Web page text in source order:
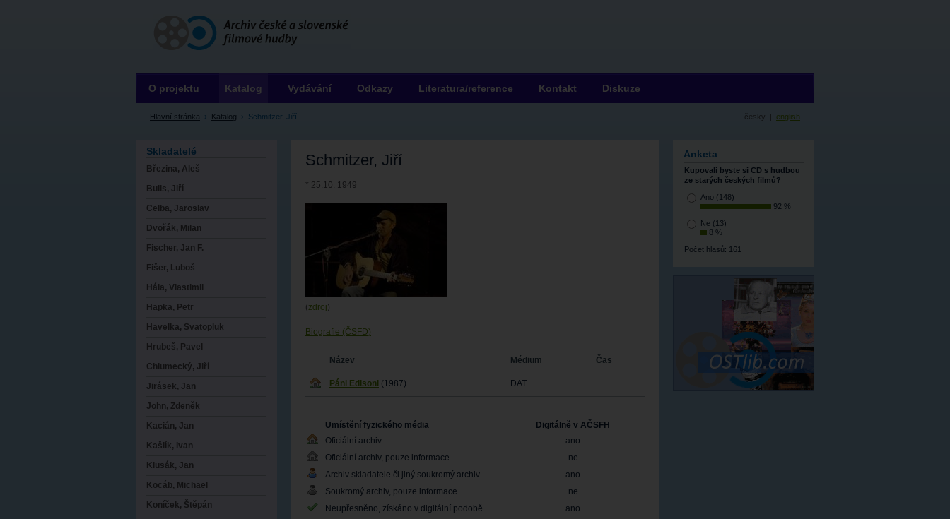
Archiv ČSFH
česky | english
Schmitzer, Jiří
* 25.10. 1949
(zdroj)
Biografie (ČSFD)
Název Médium Čas
Páni Edisoni (1987) DAT
Umístění fyzického média
Digitálně v AČSFH
Oficiální archiv
ano
Oficiální archiv, pouze informace
ne
Archiv skladatele či jiný soukromý archiv
ano
Soukromý archiv, pouze informace
ne
Neupřesněno, získáno v digitální podobě
ano
Hlavní stránka › Katalog › Schmitzer, Jiří
O projektu Katalog Vydávání Odkazy Literatura/reference Kontakt Diskuze
Skladatelé
Březina, Aleš
Bulis, Jiří
Celba, Jaroslav
Dvořák, Milan
Fischer, Jan F.
Fišer, Luboš
Hála, Vlastimil
Hapka, Petr
Havelka, Svatopluk
Hrubeš, Pavel
Chlumecký, Jiří
Jirásek, Jan
John, Zdeněk
Kacián, Jan
Kašlík, Ivan
Klusák, Jan
Kocáb, Michael
Koníček, Štěpán
Anketa
Kupovali byste si CD s hudbou
ze starých českých filmů?
Ano (148)
92 %
Ne (13)
8 %
Počet hlasů: 161